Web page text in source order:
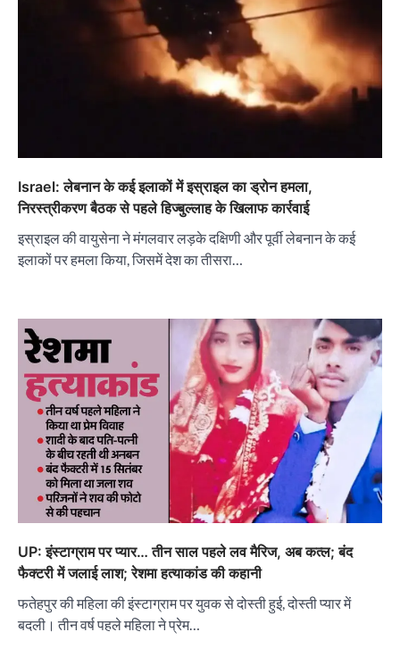
Israel: लेबनान के कई इलाकों में इस्राइल का ड्रोन हमला,
निरस्त्रीकरण बैठक से पहले हिज्बुल्लाह के खिलाफ कार्रवाई
इस्राइल की वायुसेना ने मंगलवार लड़के दक्षिणी और पूर्वी लेबनान के कई
इलाकों पर हमला किया, जिसमें देश का तीसरा…
UP: इंस्टाग्राम पर प्यार… तीन साल पहले लव मैरिज, अब कत्ल; बंद
फैक्टरी में जलाई लाश; रेशमा हत्याकांड की कहानी
फतेहपुर की महिला की इंस्टाग्राम पर युवक से दोस्ती हुई, दोस्ती प्यार में
बदली। तीन वर्ष पहले महिला ने प्रेम…